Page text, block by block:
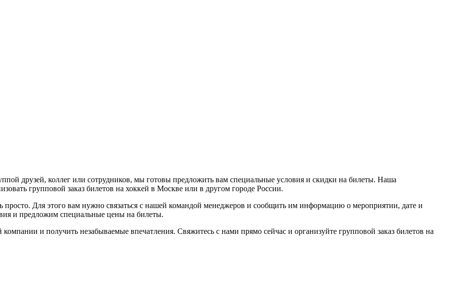
друзей, коллег или сотрудников, мы готовы предложить вам специальные условия и скидки на билеты. Наша
групповой заказ билетов на хоккей в Москве или в другом городе России.
просто. Для этого вам нужно связаться с нашей командой менеджеров и сообщить им информацию о мероприятии, дате и
и предложим специальные цены на билеты.
и получить незабываемые впечатления. Свяжитесь с нами прямо сейчас и организуйте групповой заказ билетов на